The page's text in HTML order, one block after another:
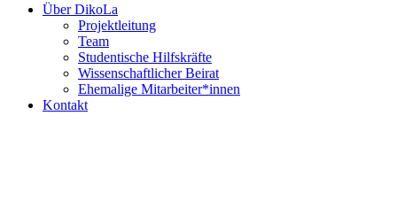
Über DikoLa
Projektleitung
Team
Studentische Hilfskräfte
Wissenschaftlicher Beirat
Ehemalige Mitarbeiter*innen
Kontakt